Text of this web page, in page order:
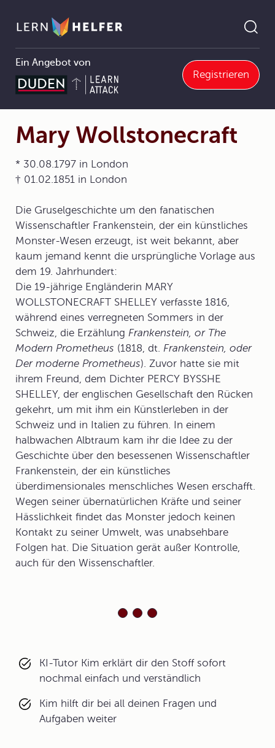
Ein Angebot von
Registrieren
Pfadnavigation
5 Umgang mit Texten und Medien Mary Wollstonecraft
Mary Wollstonecraft
* 30.08.1797 in London
† 01.02.1851 in London
Die Gruselgeschichte um den fanatischen
Wissenschaftler Frankenstein, der ein künstliches
Monster-Wesen erzeugt, ist weit bekannt, aber
kaum jemand kennt die ursprüngliche Vorlage aus
dem 19. Jahrhundert:
Die 19-jährige Engländerin MARY
WOLLSTONECRAFT SHELLEY verfasste 1816,
während eines verregneten Sommers in der
Schweiz, die Erzählung Frankenstein, or The
Modern Prometheus (1818, dt. Frankenstein, oder
Der moderne Prometheus). Zuvor hatte sie mit
ihrem Freund, dem Dichter PERCY BYSSHE
SHELLEY, der englischen Gesellschaft den Rücken
gekehrt, um mit ihm ein Künstlerleben in der
Schweiz und in Italien zu führen. In einem
halbwachen Albtraum kam ihr die Idee zu der
Geschichte über den besessenen Wissenschaftler
Frankenstein, der ein künstliches
überdimensionales menschliches Wesen erschafft.
Wegen seiner übernatürlichen Kräfte und seiner
Hässlichkeit findet das Monster jedoch keinen
Kontakt zu seiner Umwelt, was unabsehbare
Folgen hat. Die Situation gerät außer Kontrolle,
auch für den Wissenschaftler.
KI-Tutor Kim erklärt dir den Stoff sofort
nochmal einfach und verständlich
Kim hilft dir bei all deinen Fragen und
Aufgaben weiter